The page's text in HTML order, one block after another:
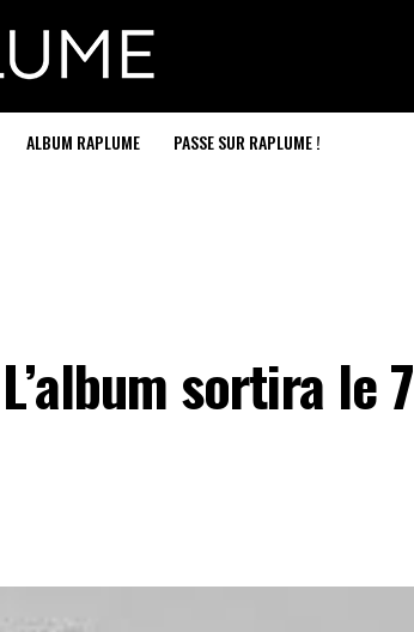
ALBUM RAPLUME PASSE SUR RAPLUME !
sortira le 7